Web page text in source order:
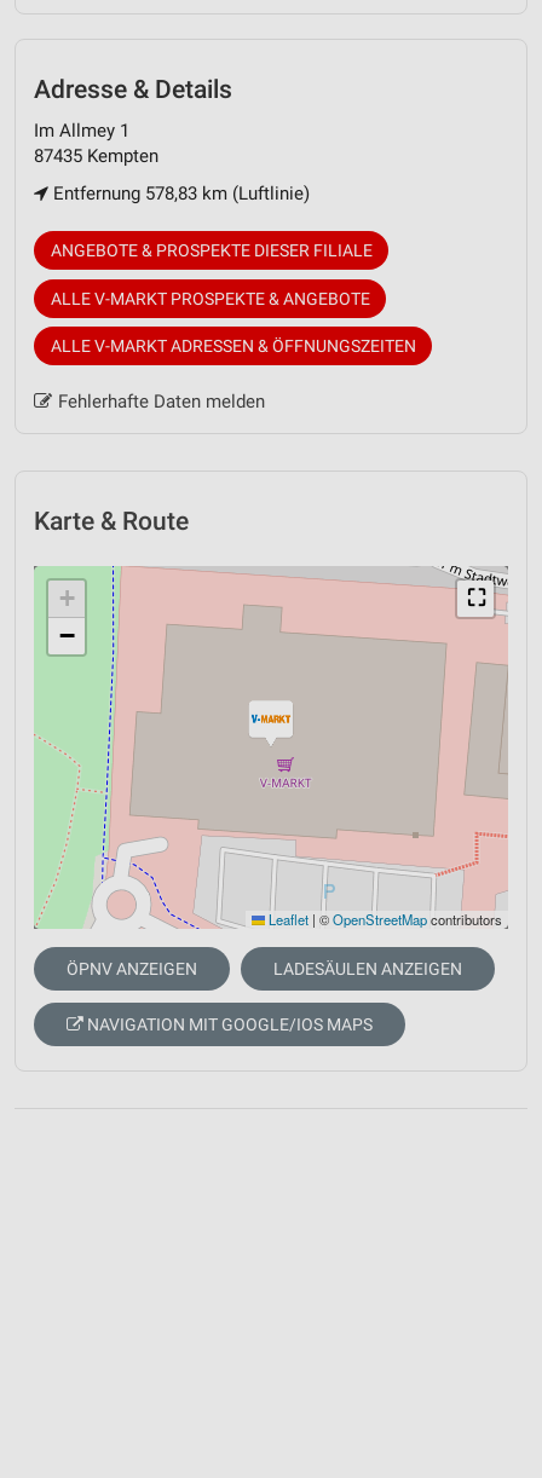
Adresse & Details
Im Allmey 1
87435 Kempten
Entfernung 578,83 km (Luftlinie)
ANGEBOTE & PROSPEKTE DIESER FILIALE
ALLE V-MARKT PROSPEKTE & ANGEBOTE
ALLE V-MARKT ADRESSEN & ÖFFNUNGSZEITEN
Fehlerhafte Daten melden
Karte & Route
⛶
+
−
Leaflet | ©OpenStreetMapcontributors
ÖPNV ANZEIGEN LADESÄULEN ANZEIGEN
NAVIGATION MIT GOOGLE/IOS MAPS